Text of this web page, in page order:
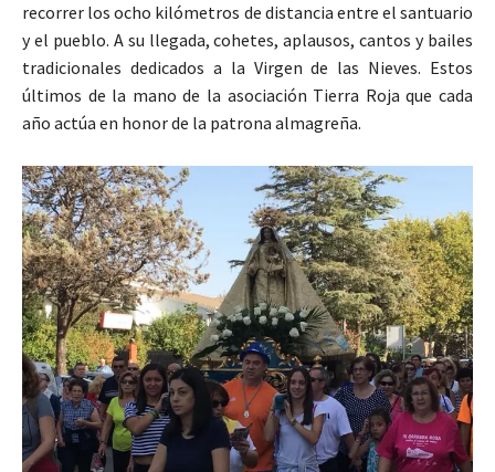
recorrer los ocho kilómetros de distancia entre el santuario
y el pueblo. A su llegada, cohetes, aplausos, cantos y bailes
tradicionales dedicados a la Virgen de las Nieves. Estos
últimos de la mano de la asociación Tierra Roja que cada
año actúa en honor de la patrona almagreña.